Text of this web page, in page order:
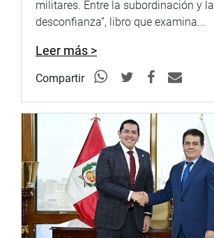
militares. Entre la subordinación y la
desconfianza”, libro que examina...
Leer más >
Compartir